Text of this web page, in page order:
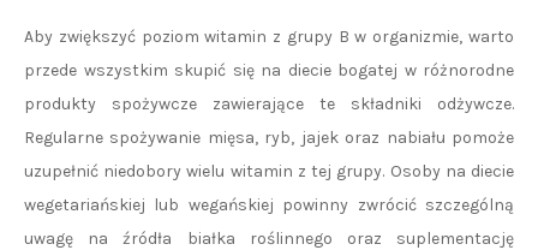
Aby zwiększyć poziom witamin z grupy B w organizmie, warto
przede wszystkim skupić się na diecie bogatej w różnorodne
produkty spożywcze zawierające te składniki odżywcze.
Regularne spożywanie mięsa, ryb, jajek oraz nabiału pomoże
uzupełnić niedobory wielu witamin z tej grupy. Osoby na diecie
wegetariańskiej lub wegańskiej powinny zwrócić szczególną
uwagę na źródła białka roślinnego oraz suplementację